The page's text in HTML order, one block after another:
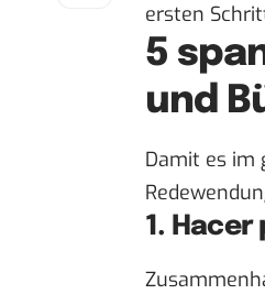
ersten
5
und
Damit es im
1. Hacer